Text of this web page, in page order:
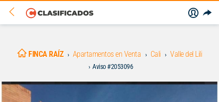
FINCA RAÍZ Apartamentos en Venta Cali Valle del Lili
Aviso #2053096